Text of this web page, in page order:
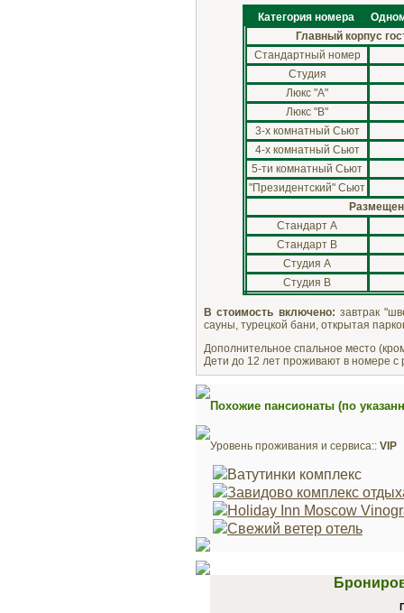
Категория номера
Главный корпус
Стандартный номер
Студия
Люкс "А"
Люкс "В"
3-х комнатный Сьют
4-х комнатный Сьют
5-ти комнатный Сьют
"Президентский" Сьют
Стандарт А
Стандарт В
Студия А
Студия В
В стоимость включено: завтрак
сауны, турецкой бани, открытая
Дополнительное спальное место
Дети до 12 лет проживают в номере с
Похожие пансионаты (по
Уровень проживания и сервиса:: VIP
Ватутинки комплекс
Завидово комплекс
Holiday Inn Moscow
Свежий ветер отель